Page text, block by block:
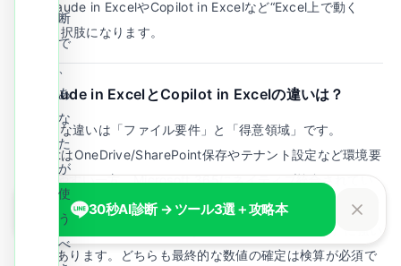
は、Claude in ExcelやCopilot in Excelなど“Excel上で動く
AI”も選択肢になります。
Claude in ExcelとCopilot in Excelの違いは？
大きな違いは「ファイル要件」と「得意領域」です。
CopilotはOneDrive/SharePoint保存やテナント設定など環境要
件が出やすい一方、Microsoft 365にネイティブ統合されてい
ます。Claude in Excelはアドイン型で、ローカルファイルやマ
ルチシート理解、Power Query（Mコード生成/最適化）に強い
傾向があります。どちらも最終的な数値の確定は検算が必須で
30秒AI診断 → ツール3選＋攻略本
断
で
、
あ
な
た
が
使
う
べ